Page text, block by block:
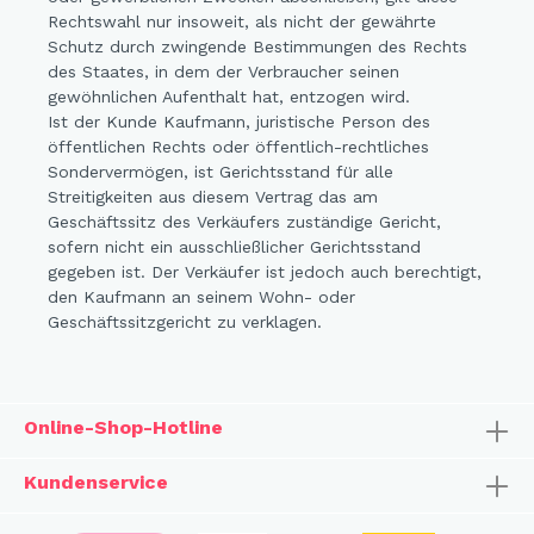
Rechtswahl nur insoweit, als nicht der gewährte
Schutz durch zwingende Bestimmungen des Rechts
des Staates, in dem der Verbraucher seinen
gewöhnlichen Aufenthalt hat, entzogen wird.
Ist der Kunde Kaufmann, juristische Person des
öffentlichen Rechts oder öffentlich-rechtliches
Sondervermögen, ist Gerichtsstand für alle
Streitigkeiten aus diesem Vertrag das am
Geschäftssitz des Verkäufers zuständige Gericht,
sofern nicht ein ausschließlicher Gerichtsstand
gegeben ist. Der Verkäufer ist jedoch auch berechtigt,
den Kaufmann an seinem Wohn- oder
Geschäftssitzgericht zu verklagen.
Online-Shop-Hotline
Kundenservice